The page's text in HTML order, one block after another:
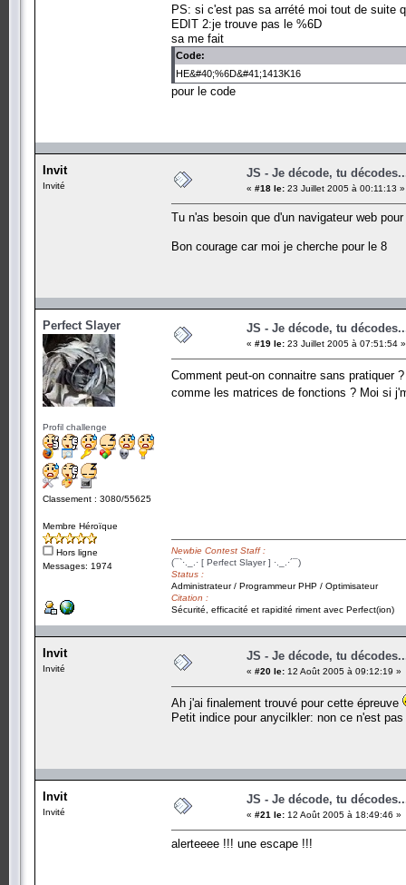
PS: si c'est pas sa arrété moi tout de suite
EDIT 2:je trouve pas le %6D
sa me fait
Code:
HE&#40;%6D&#41;1413K16
pour le code
Invit
Invité
JS - Je décode, tu
« #18 le: 23 Juillet 2005 à 00:11:13 »
Tu n'as besoin que d'un navigateur web
Bon courage car moi je cherche pour le 8
Perfect Slayer
Profil challenge
Classement : 3080/55625
Membre Héroïque
Hors ligne
Messages: 1974
JS - Je décode, tu
« #19 le: 23 Juillet 2005 à 07:51:54 »
Comment peut-on connaitre sans pratiquer
comme les matrices de fonctions ? Moi si
Newbie Contest Staff :
(¯`·._.· [ Perfect Slayer ] ·._.·´¯)
Status :
Administrateur / Programmeur PHP / Optimisateur
Citation :
Sécurité, efficacité et rapidité riment avec Perfect(ion)
Invit
Invité
JS - Je décode, tu
« #20 le: 12 Août 2005 à 09:12:19 »
Ah j'ai finalement trouvé pour cette épreuve
Petit indice pour anycilkler: non ce n'est
Invit
Invité
JS - Je décode, tu
« #21 le: 12 Août 2005 à 18:49:46 »
alerteeee !!! une escape !!!